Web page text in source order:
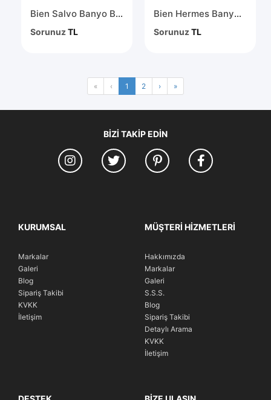
Bien Salvo Banyo Bataryası İpek Pütürlü Beyaz BB01044515
SorunuzTL
Bien Hermes Banyo Bataryası Siyah Rose Gold BB01009406
SorunuzTL
« ‹ 1 2 › »
BIZI TAKIP EDIN
KURUMSAL
Markalar
Galeri
Blog
Sipariş Takibi
KVKK
İletişim
MÜŞTERI HIZMETLERI
Hakkımızda
Markalar
Galeri
S.S.S.
Blog
Sipariş Takibi
Detaylı Arama
KVKK
İletişim